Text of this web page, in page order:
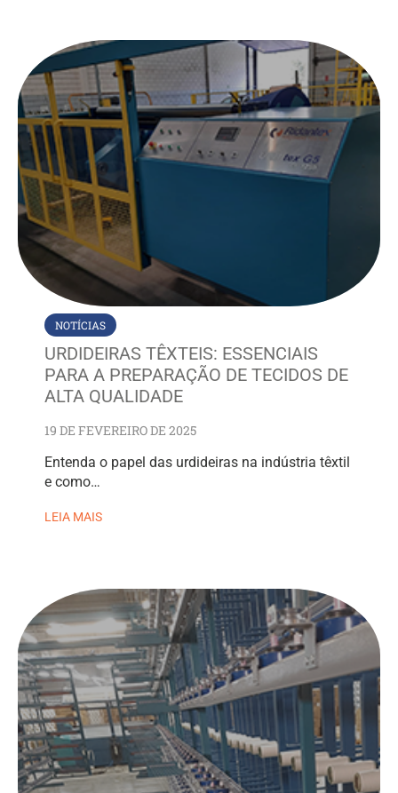
NOTÍCIAS
URDIDEIRAS TÊXTEIS: ESSENCIAIS
PARA A PREPARAÇÃO DE TECIDOS DE
ALTA QUALIDADE
19 DE FEVEREIRO DE 2025
Entenda o papel das urdideiras na indústria têxtil
e como…
LEIA MAIS